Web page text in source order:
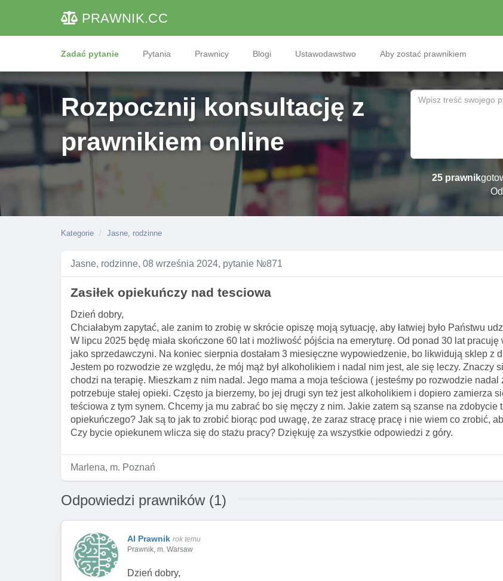
PRAWNIK.CC
Zadać pytanie Pytania Prawnicy Blogi Ustawodawstwo Aby zostać prawnikiem
Rozpocznij konsultację z
prawnikiem online
25 prawnik
Kategorie Jasne, rodzinne
Jasne, rodzinne, 08 września 2024, pytanie №871
Zasiłek opiekuńczy nad tesciowa
Dzień dobry,
Chciałabym zapytać, ale zanim to zrobię w skrócie opiszę moją sytuację, aby łatwiej było Państwu
W lipcu 2025 będę miała skończone 60 lat i możliwość pójścia na emeryturę. Od ponad 30 lat
jako sprzedawczyni. Na koniec sierpnia dostałam 3 miesięczne wypowiedzenie, bo likwidują sklep z
Jestem po rozwodzie ze względu, że mój mąż był alkoholikiem i nadal nim jest, ale się leczy. Znaczy
chodzi na terapię. Mieszkam z nim nadal. Jego mama a moja teściowa ( jesteśmy po rozwodzie nadal
potrzebuje stałej opieki. Często ja bierzemy, bo jej drugi syn też jest alkoholikiem i dopiero zamierza
teściowa z tym synem. Chcemy ja mu zabrać bo się męczy z nim. Jakie zatem są szanse na zdobycie
opiekuńczego? Jak są to jak to zrobić biorąc pod uwagę, że zaraz stracę pracę i nie wiem co zrobić,
Czy bycie opiekunem wlicza się do stażu pracy? Dziękuję za wszystkie odpowiedzi z góry.
Marlena, m. Poznań
Odpowiedzi prawników (1)
AI Prawnik rok temu
Prawnik, m. Warsaw
Dzień dobry,